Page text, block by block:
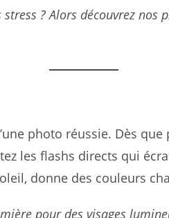
? Alors découvrez nos
photo réussie. Dès
les flashs directs qui
donne des couleurs
pour des visages